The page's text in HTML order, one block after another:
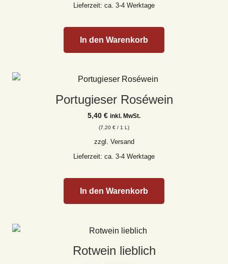
Lieferzeit: ca. 3-4 Werktage
In den Warenkorb
Portugieser Roséwein
5,40 € inkl. MwSt.
(7,20 € / 1 L)
zzgl. Versand
Lieferzeit: ca. 3-4 Werktage
In den Warenkorb
Rotwein lieblich